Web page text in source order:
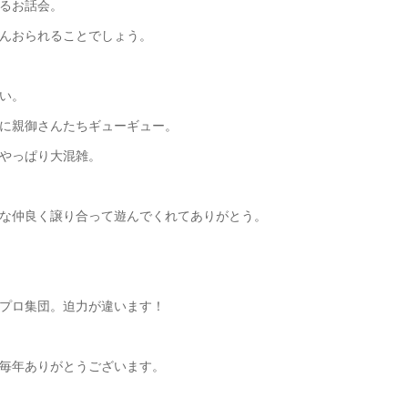
お話会。
おられることでしょう。
。
親御さんたちギューギュー。
っぱり大混雑。
良く譲り合って遊んでくれてありがとう。
ロ集団。迫力が違います！
年ありがとうございます。